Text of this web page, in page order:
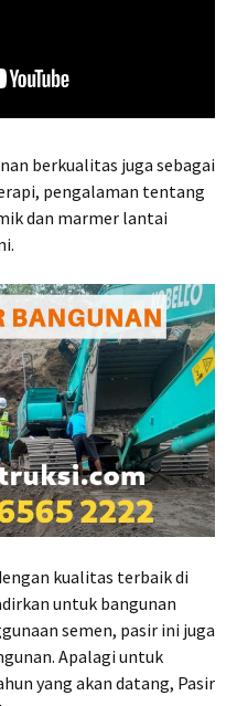
berkualitas juga sebagai
pengalaman tentang
dan marmer lantai
kualitas terbaik di
untuk bangunan
semen, pasir ini juga
Apalagi untuk
yang akan datang, Pasir